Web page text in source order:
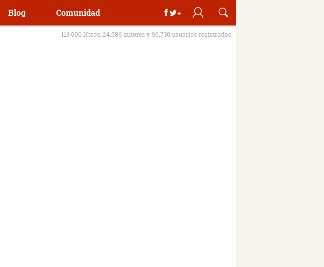
Blog Comunidad
113.600 libros, 24.686 autores y 96.730 usuarios registrados